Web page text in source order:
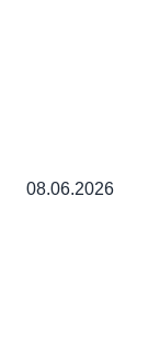
08.06.2026